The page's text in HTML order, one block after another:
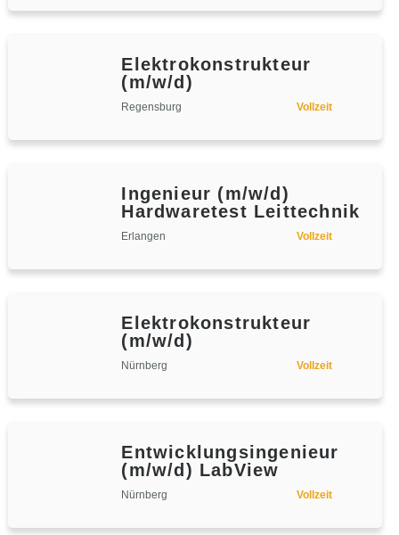
Elektrokonstrukteur
(m/w/d)
Regensburg Vollzeit
Ingenieur (m/w/d)
Hardwaretest Leittechnik
Erlangen Vollzeit
Elektrokonstrukteur
(m/w/d)
Nürnberg Vollzeit
Entwicklungsingenieur
(m/w/d) LabView
Nürnberg Vollzeit